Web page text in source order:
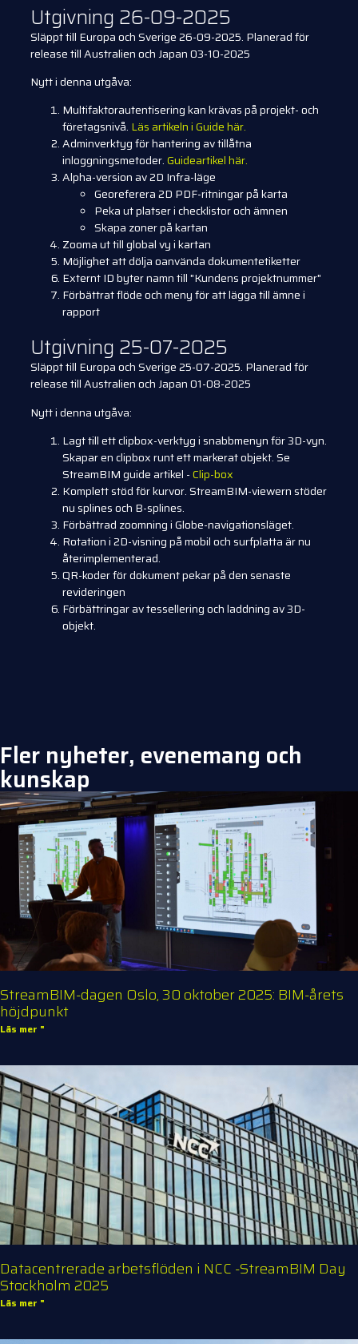
Utgivning 26-09-2025
Släppt till Europa och Sverige 26-09-2025. Planerad för
release till Australien och Japan 03-10-2025
Nytt i denna utgåva:
Multifaktorautentisering kan krävas på projekt- och
företagsnivå. Läs artikeln i Guide här.
Adminverktyg för hantering av tillåtna
inloggningsmetoder.Guideartikel här.
Alpha-version av 2D Infra-läge
Georeferera 2D PDF-ritningar på karta
Peka ut platser i checklistor och ämnen
Skapa zoner på kartan
Zooma ut till global vy i kartan
Möjlighet att dölja oanvända dokumentetiketter
Externt ID byter namn till "Kundens projektnummer"
Förbättrat flöde och meny för att lägga till ämne i
rapport
Utgivning 25-07-2025
Släppt till Europa och Sverige 25-07-2025. Planerad för
release till Australien och Japan 01-08-2025
Nytt i denna utgåva:
Lagt till ett clipbox-verktyg i snabbmenyn för 3D-vyn.
Skapar en clipbox runt ett markerat objekt. Se
StreamBIM guide artikel -Clip-box
Komplett stöd för kurvor. StreamBIM-viewern stöder
nu splines och B-splines.
Förbättrad zoomning i Globe-navigationsläget.
Rotation i 2D-visning på mobil och surfplatta är nu
återimplementerad.
QR-koder för dokument pekar på den senaste
revideringen
Förbättringar av tessellering och laddning av 3D-
objekt.
Fler nyheter, evenemang och
kunskap
StreamBIM-dagen Oslo, 30 oktober 2025: BIM-årets
höjdpunkt
Läs mer "
Datacentrerade arbetsflöden i NCC -StreamBIM Day
Stockholm 2025
Läs mer "